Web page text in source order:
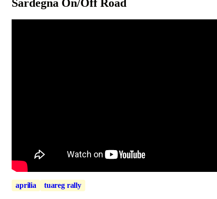
Sardegna On/Off Road
aprilia tuareg rally